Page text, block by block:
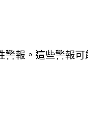
報。這些警報可